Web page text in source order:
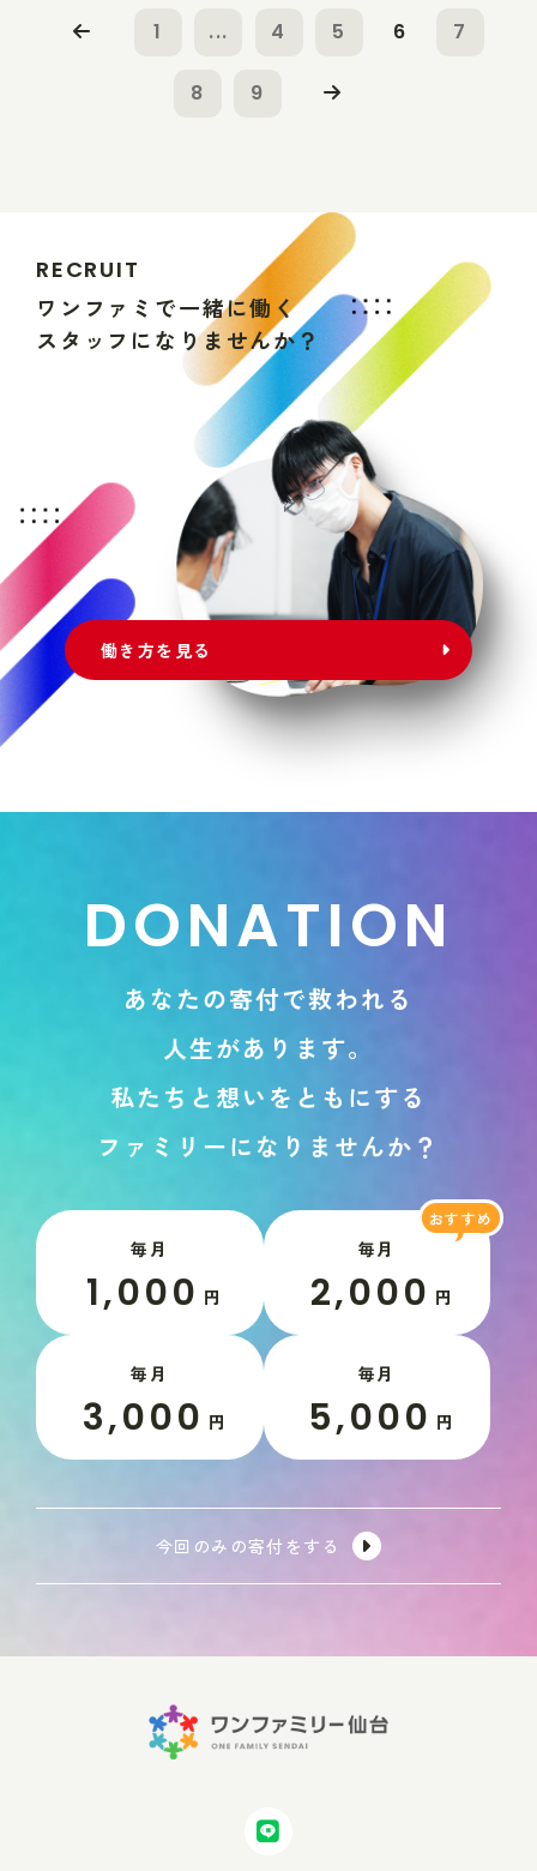
1 ... 4 5 6 7
8 9
RECRUIT
ワ ン フ ァ ミ で一緒に働 く
ス タ ッ フ にな りま せんか？
働き方を見る
DONATION
あ な たの寄付で救われ る
人生があ り ま す。
私た ち と 想い を と も にする
フ ァ ミ リ ーに な り ま せんか ？
毎月
1,000 円
毎月
2,000 円
毎月
3,000 円
毎月
5,000 円
今回のみの寄付をする